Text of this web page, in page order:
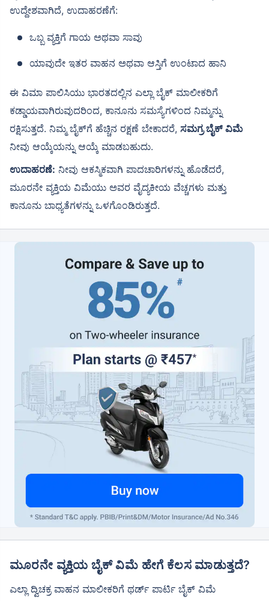
ಉದ್ದೇಶವಾಗಿದೆ, ಉದಾಹರಣೆಗೆ:
ಒಬ್ಬ ವ್ಯಕ್ತಿಗೆ ಗಾಯ ಅಥವಾ ಸಾವು
ಯಾವುದೇ ಇತರ ವಾಹನ ಅಥವಾ ಆಸ್ತಿಗೆ ಉಂಟಾದ ಹಾನಿ
ಈ ವಿಮಾ ಪಾಲಿಸಿಯು ಭಾರತದಲ್ಲಿನ ಎಲ್ಲಾ ಬೈಕ್ ಮಾಲೀಕರಿಗೆ
ಕಡ್ಡಾಯವಾಗಿರುವುದರಿಂದ, ಕಾನೂನು ಸಮಸ್ಯೆಗಳಿಂದ ನಿಮ್ಮನ್ನು
ರಕ್ಷಿಸುತ್ತದೆ. ನಿಮ್ಮ ಬೈಕ್‌ಗೆ ಹೆಚ್ಚಿನ ರಕ್ಷಣೆ ಬೇಕಾದರೆ, ಸಮಗ್ರ ಬೈಕ್ ವಿಮೆ
ನೀವು ಆಯ್ಕೆಯನ್ನು ಆಯ್ಕೆ ಮಾಡಬಹುದು.
ಉದಾಹರಣೆ: ನೀವು ಆಕಸ್ಮಿಕವಾಗಿ ಪಾದಚಾರಿಗಳನ್ನು ಹೊಡೆದರೆ,
ಮೂರನೇ ವ್ಯಕ್ತಿಯ ವಿಮೆಯು ಅವರ ವೈದ್ಯಕೀಯ ವೆಚ್ಚಗಳು ಮತ್ತು
ಕಾನೂನು ಬಾಧ್ಯತೆಗಳನ್ನು ಒಳಗೊಂಡಿರುತ್ತದೆ.
ಮೂರನೇ ವ್ಯಕ್ತಿಯ ಬೈಕ್ ವಿಮೆ ಹೇಗೆ ಕೆಲಸ ಮಾಡುತ್ತದೆ?
ಎಲ್ಲಾ ದ್ವಿಚಕ್ರ ವಾಹನ ಮಾಲೀಕರಿಗೆ ಥರ್ಡ್ ಪಾರ್ಟಿ ಬೈಕ್ ವಿಮೆ